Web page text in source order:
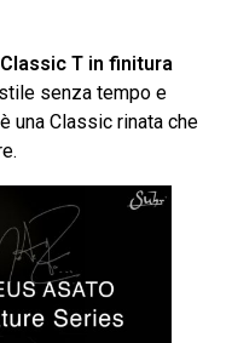
T in finitura
senza tempo e
una Classic rinata che